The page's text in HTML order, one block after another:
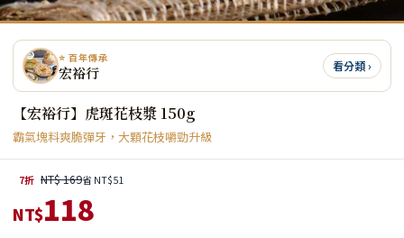
⭐ 百年傳承
宏裕行 看分類 ›
【宏裕行】虎斑花枝漿 150g
霸氣塊料爽脆彈牙，大顆花枝嚼勁升級
7折 NT$ 169省 NT$51
NT$118